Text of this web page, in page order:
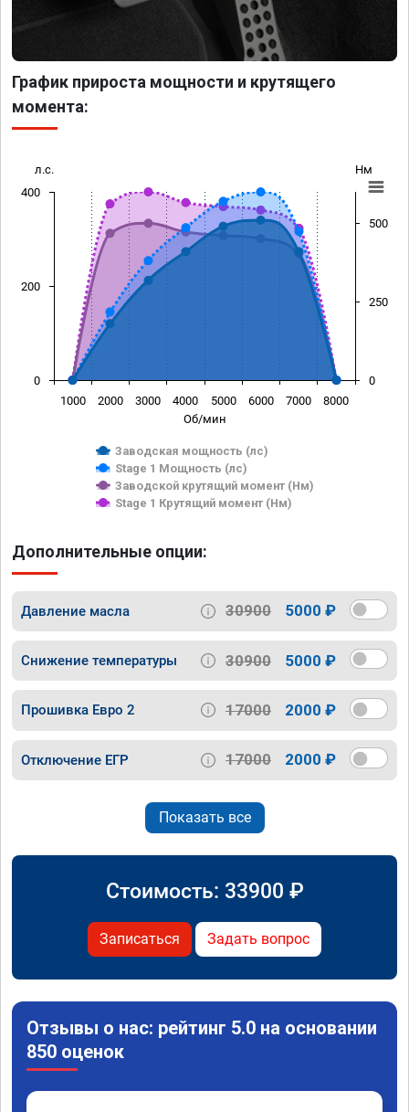
График прироста мощности и крутящего
момента:
Об/мин
л.с. Нм
Заводская мощность (лс)
Stage 1 Мощность (лс)
Заводской крутящий момент (Нм)
Stage 1 Крутящий момент (Нм)
1000 2000 3000 4000 5000 6000 7000 8000
0
200
400
0
250
500
Дополнительные опции:
Давление масла 30900 5000 ₽
Снижение температуры 30900 5000 ₽
Прошивка Евро 2 17000 2000 ₽
Отключение ЕГР 17000 2000 ₽
Показать все
Стоимость: 33900 ₽
Записаться Задать вопрос
Отзывы о нас: рейтинг 5.0 на основании
850 оценок